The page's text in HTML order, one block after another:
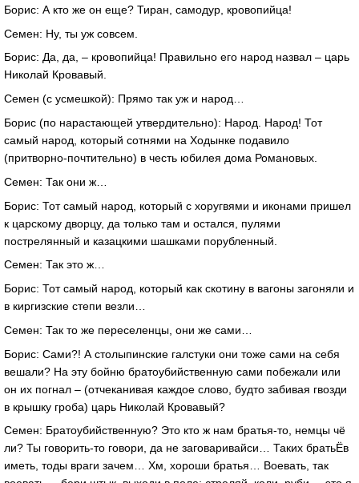
Борис: А кто же он еще? Тиран, самодур, кровопийца!
Семен: Ну, ты уж совсем.
Борис: Да, да, – кровопийца! Правильно его народ назвал – царь
Николай Кровавый.
Семен (с усмешкой): Прямо так уж и народ…
Борис (по нарастающей утвердительно): Народ. Народ! Тот
самый народ, который сотнями на Ходынке подавило
(притворно-почтительно) в честь юбилея дома Романовых.
Семен: Так они ж…
Борис: Тот самый народ, который с хоругвями и иконами пришел
к царскому дворцу, да только там и остался, пулями
пострелянный и казацкими шашками порубленный.
Семен: Так это ж…
Борис: Тот самый народ, который как скотину в вагоны загоняли и
в киргизские степи везли…
Семен: Так то же переселенцы, они же сами…
Борис: Сами?! А столыпинские галстуки они тоже сами на себя
вешали? На эту бойню братоубийственную сами побежали или
он их погнал – (отчеканивая каждое слово, будто забивая гвозди
в крышку гроба) царь Николай Кровавый?
Семен: Братоубийственную? Это кто ж нам братья-то, немцы чё
ли? Ты говорить-то говори, да не заговаривайси… Таких братьЁв
иметь, тоды враги зачем… Хм, хороши братья… Воевать, так